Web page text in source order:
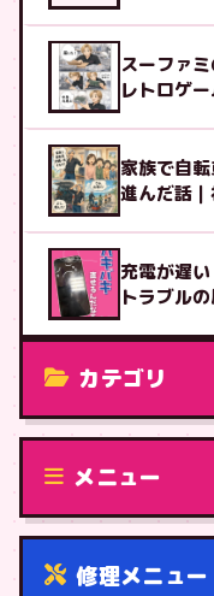
スーファ
レトロゲ
家族で自
進んだ話
充電が遅
トラブル
カテゴリ
修理（機種から）
メニュー
修理メニュー